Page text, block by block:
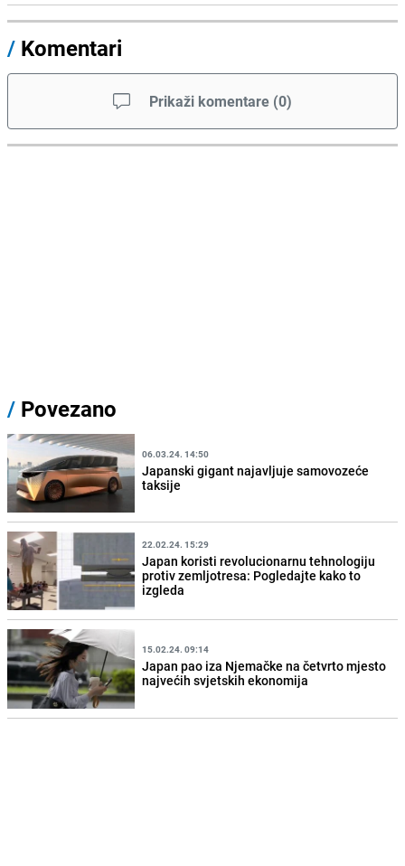
/ Komentari
Prikaži komentare (0)
/ Povezano
06.03.24. 14:50
Japanski gigant najavljuje samovozeće
taksije
22.02.24. 15:29
Japan koristi revolucionarnu tehnologiju
protiv zemljotresa: Pogledajte kako to
izgleda
15.02.24. 09:14
Japan pao iza Njemačke na četvrto mjesto
najvećih svjetskih ekonomija